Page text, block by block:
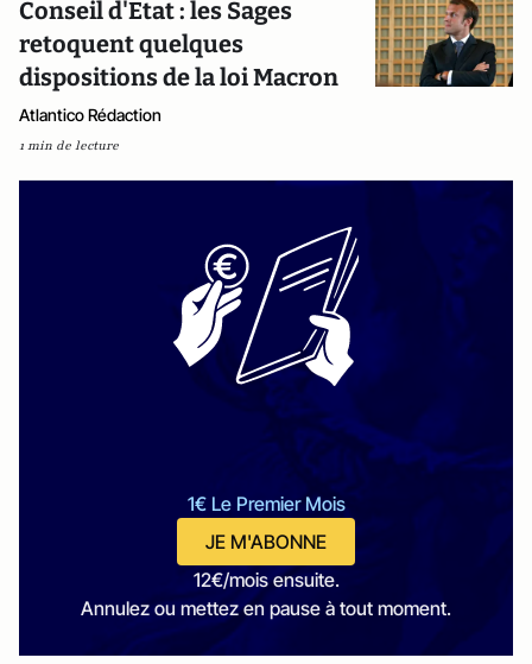
Conseil d'Etat : les Sages
retoquent quelques
dispositions de la loi Macron
Atlantico Rédaction
1 min de lecture
1€ Le Premier Mois
JE M'ABONNE
12€/mois ensuite.
Annulez ou mettez en pause à tout moment.